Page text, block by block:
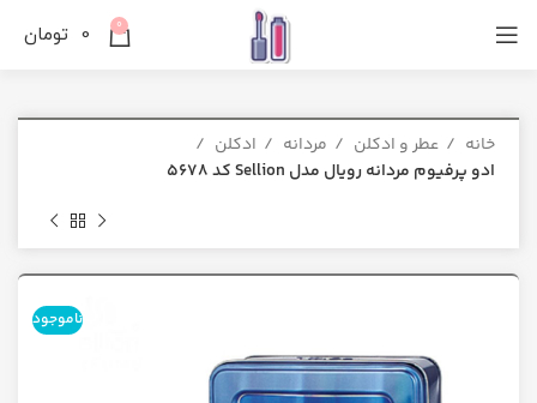
0
0 تومان
خانه عطر و ادکلن مردانه
ادکلن
ادو پرفیوم مردانه رویال مدل Sellion کد 5678
ناموجود